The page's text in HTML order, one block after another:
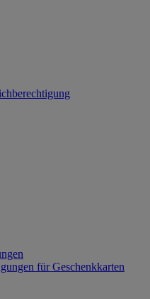
für Geschenkkarten